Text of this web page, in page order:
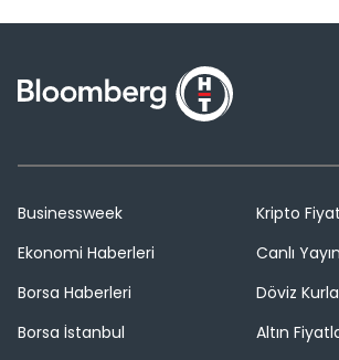
Businessweek
Ekonomi Haberleri
Borsa Haberleri
Borsa İstanbul
Kripto
Canlı Yayın
Döviz
Altın